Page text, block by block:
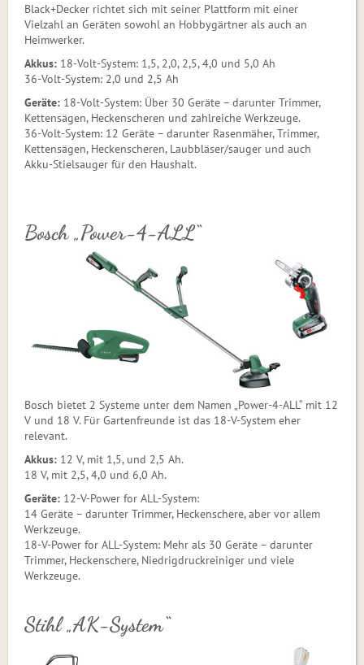
Black+Decker richtet sich mit seiner Platt­form mit einer
Vielzahl an Geräten sowohl an Hobbygärtner als auch an
Heimwerker.
Akkus: 18-Volt-System: 1,5, 2,0, 2,5, 4,0 und 5,0 Ah
36-Volt-System: 2,0 und 2,5 Ah
Geräte: 18-Volt-System: Über 30 Geräte – darunter Trimmer,
Kettensägen, Heckenscheren und zahl­reiche Werkzeuge.
36-Volt-System: 12 Geräte – darunter Rasenmäher, Trimmer,
Kettensägen, Heckenscheren, Laubbläser/sauger und auch
Akku-Stielsauger für den Haushalt.
Bosch „Power-4-ALL“
Bosch bietet 2 Systeme unter dem Namen „Power-4-ALL“ mit 12
V und 18 V. Für Gartenfreunde ist das 18-V-System eher
relevant.
Akkus: 12 V, mit 1,5, und 2,5 Ah.
18 V, mit 2,5, 4,0 und 6,0 Ah.
Geräte: 12-V-Power for ALL-System:
14 Geräte – darunter Trimmer, Hecken­schere, aber vor allem
Werkzeuge.
18-V-Power for ALL-System: Mehr als 30 Geräte – darunter
Trimmer, Heckenschere, Niedrigdruckreiniger und viele
Werkzeuge.
Stihl „AK-System“